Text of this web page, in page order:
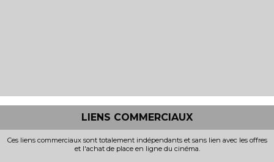
LIENS COMMERCIAUX
Ces liens commerciaux sont totalement indépendants et sans lien avec les offres
et l'achat de place en ligne du cinéma.